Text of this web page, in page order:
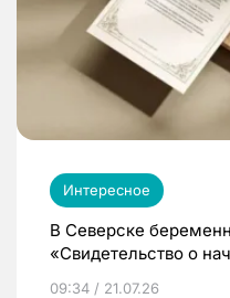
Интересное
В Северске
«Свидетельство о
09:34 / 21.07.26